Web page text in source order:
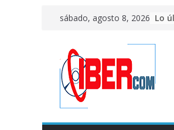
Saltar
contenido
sábado, agosto 8, 2026 Lo